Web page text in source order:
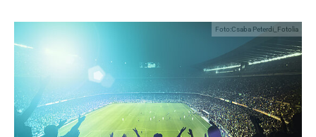
Foto:Csaba Peterdi_Fotolia